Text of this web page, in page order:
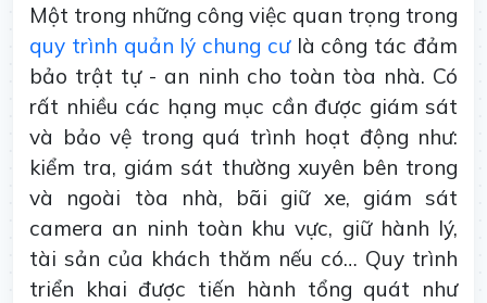
Một trong những công việc quan trọng trong
quy trình quản lý chung cưlà công tác đảm
bảo trật tự - an ninh cho toàn tòa nhà. Có
rất nhiều các hạng mục cần được giám sát
và bảo vệ trong quá trình hoạt động như:
kiểm tra, giám sát thường xuyên bên trong
và ngoài tòa nhà, bãi giữ xe, giám sát
camera an ninh toàn khu vực, giữ hành lý,
tài sản của khách thăm nếu có… Quy trình
triển khai được tiến hành tổng quát như